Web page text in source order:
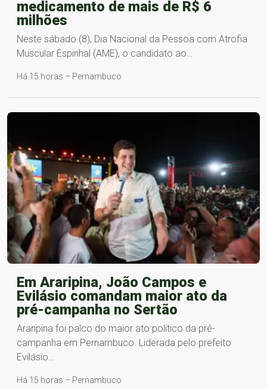
medicamento de mais de R$ 6
milhões
Neste sábado (8), Dia Nacional da Pessoa com Atrofia
Muscular Espinhal (AME), o candidato ao…
Há 15 horas – Pernambuco
Em Araripina, João Campos e
Evilásio comandam maior ato da
pré-campanha no Sertão
Araripina foi palco do maior ato político da pré-
campanha em Pernambuco. Liderada pelo prefeito
Evilásio…
Há 15 horas – Pernambuco